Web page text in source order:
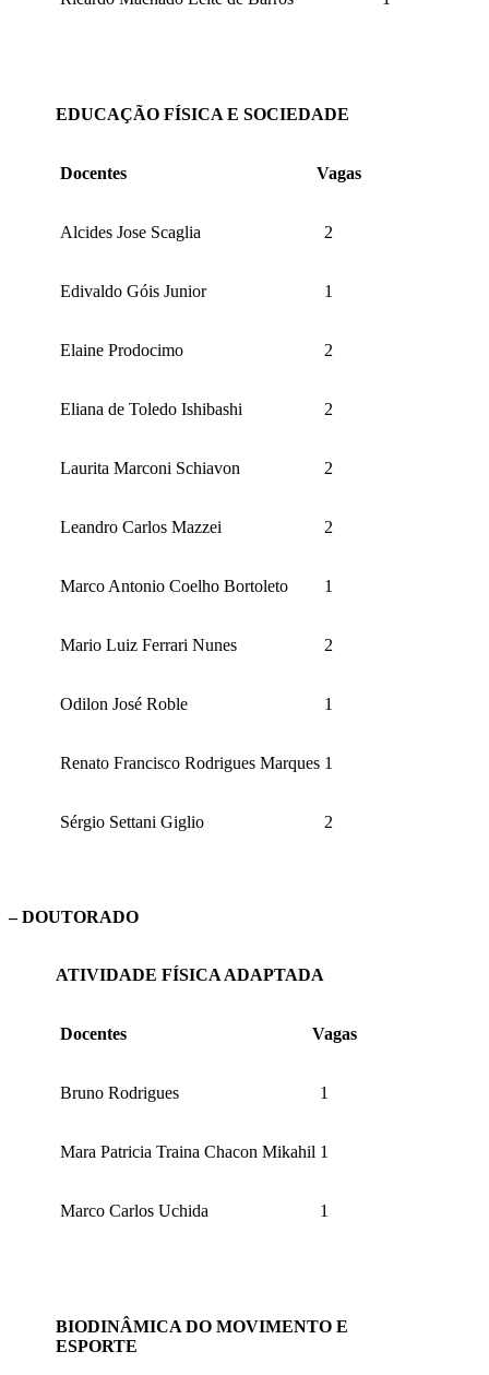
EDUCAÇÃO FÍSICA E SOCIEDADE
Docentes Vagas
Alcides Jose Scaglia 2
Edivaldo Góis Junior 1
Elaine Prodocimo 2
Eliana de Toledo Ishibashi 2
Laurita Marconi Schiavon 2
Leandro Carlos Mazzei 2
Marco Antonio Coelho Bortoleto 1
Mario Luiz Ferrari Nunes 2
Odilon José Roble 1
Renato Francisco Rodrigues Marques 1
Sérgio Settani Giglio 2
– DOUTORADO
ATIVIDADE FÍSICA ADAPTADA
Docentes Vagas
Bruno Rodrigues 1
Mara Patricia Traina Chacon Mikahil 1
Marco Carlos Uchida 1
BIODINÂMICA DO MOVIMENTO E
ESPORTE